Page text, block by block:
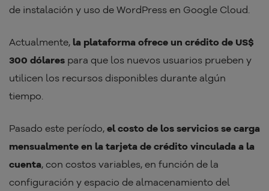
de instalación y uso de WordPress en Google Cloud.
Actualmente, la plataforma ofrece un crédito de US$
300 dólares para que los nuevos usuarios prueben y
utilicen los recursos disponibles durante algún
tiempo.
Pasado este período, el costo de los servicios se carga
mensualmente en la tarjeta de crédito vinculada a la
cuenta, con costos variables, en función de la
configuración y espacio de almacenamiento del